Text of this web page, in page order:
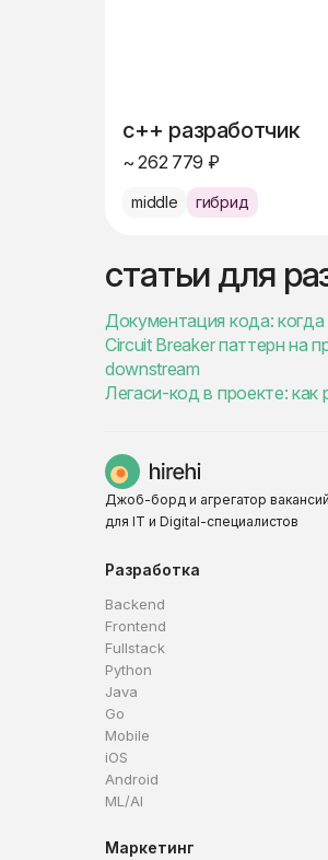
c++ разработчик
~ 262 779 ₽
middle гибрид
статьи для
Документация кода:
Circuit Breaker паттерн на
downstream
Легаси-код в проекте:
Джоб-борд и агрегатор вакансий
для IT и Digital-специалистов
Разработка
Backend
Frontend
Fullstack
Python
Java
Go
Mobile
iOS
Android
ML/AI
Маркетинг